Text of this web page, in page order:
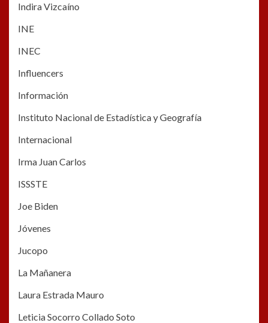
Indira Vizcaíno
INE
INEC
Influencers
Información
Instituto Nacional de Estadística y Geografía
Internacional
Irma Juan Carlos
ISSSTE
Joe Biden
Jóvenes
Jucopo
La Mañanera
Laura Estrada Mauro
Leticia Socorro Collado Soto